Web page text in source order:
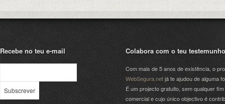
Recebe no teu e-mail Colabora com o teu testemunho
Com mais de 5 anos de existência, o
WebSegura.netjá te ajudou de alguma
É um projecto gratuito, sem qualquer fim
comercial e cujo único objectivo é